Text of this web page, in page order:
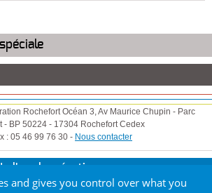
Rochefort Océan 3, Av Maurice Chupin - Parc
- BP 50224 - 17304 Rochefort Cedex
: 05 46 99 76 30 - Nous contacter
l'agglomération
and gives you control over what you